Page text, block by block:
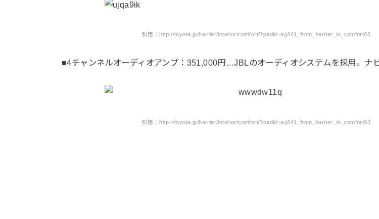
引用：http://toyota.jp/harrier/interior/comfort/?padid=ag341_from_harrier_in_comfort03
■4チャンネルオーディオアンプ：351,000円…JBLのオーディオシステムを採用。ナビ
引用：http://toyota.jp/harrier/interior/comfort/?padid=ag341_from_harrier_in_comfort03